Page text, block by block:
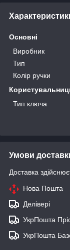
Основні
Виробник
Тип
Колір ручки
Тип ключа
Умови
Доставка
Нова Пошта
Делівері
УкрПошта
УкрПошта